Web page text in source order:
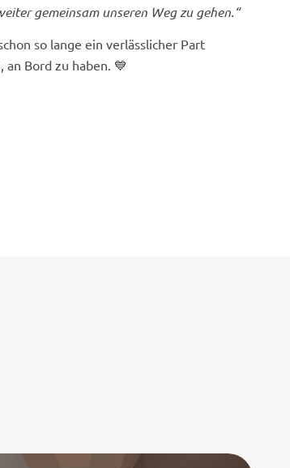
gemeinsam unseren Weg zu gehen.“
so lange ein verlässlicher Part
Bord zu haben. 💙